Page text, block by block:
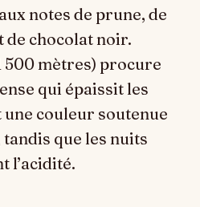
notes de prune, de
de chocolat noir.
500 mètres) procure
qui épaissit les
couleur soutenue
que les nuits
l’acidité.